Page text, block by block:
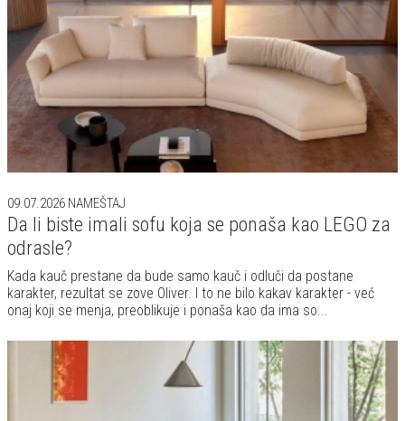
09.07.2026 NAMEŠTAJ
Da li biste imali sofu koja se ponaša kao LEGO za
odrasle?
Kada kauč prestane da bude samo kauč i odluči da postane
karakter, rezultat se zove Oliver. I to ne bilo kakav karakter - već
onaj koji se menja, preoblikuje i ponaša kao da ima so...